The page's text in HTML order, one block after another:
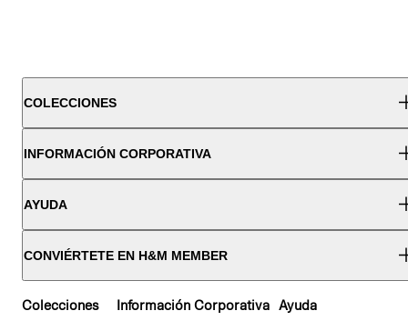
COLECCIONES
INFORMACIÓN CORPORATIVA
AYUDA
CONVIÉRTETE EN H&M MEMBER
Colecciones Información Corporativa Ayuda